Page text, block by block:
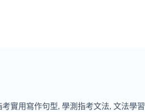
考實用寫作句型, 學測指考文法, 文法學習